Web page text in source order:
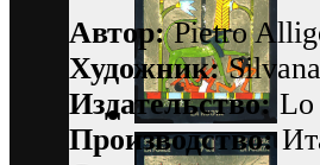
Автор:Pietro
Художник:
Издательство: Lo
Производство: